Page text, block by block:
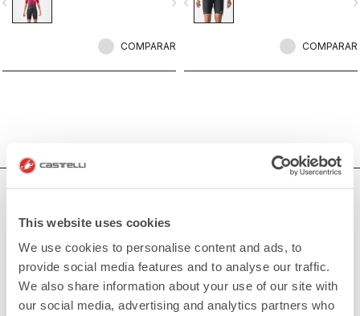
This website uses cookies
We use cookies to personalise content and ads, to
provide social media features and to analyse our traffic.
We also share information about your use of our site with
our social media, advertising and analytics partners who
navigate_next
COMPARAR
navigate_before
COMPARAR
Pantalones cortos de triatlón para mujeres
Nuestros pantalones cortos de triatlón para mujeres
ofrecen la máxima comodidad gracias a la badana KISS Tri
y un excelente soporte muscular, combinados con un
ajuste y aerodinámica excepcionales.